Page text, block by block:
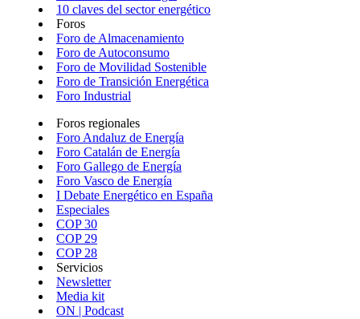
10 claves del sector energético
Foros
Foro de Almacenamiento
Foro de Autoconsumo
Foro de Movilidad Sostenible
Foro de Transición Energética
Foro Industrial
Foros regionales
Foro Andaluz de Energía
Foro Catalán de Energía
Foro Gallego de Energía
Foro Vasco de Energía
I Debate Energético en España
Especiales
COP 30
COP 29
COP 28
Servicios
Newsletter
Media kit
ON | Podcast